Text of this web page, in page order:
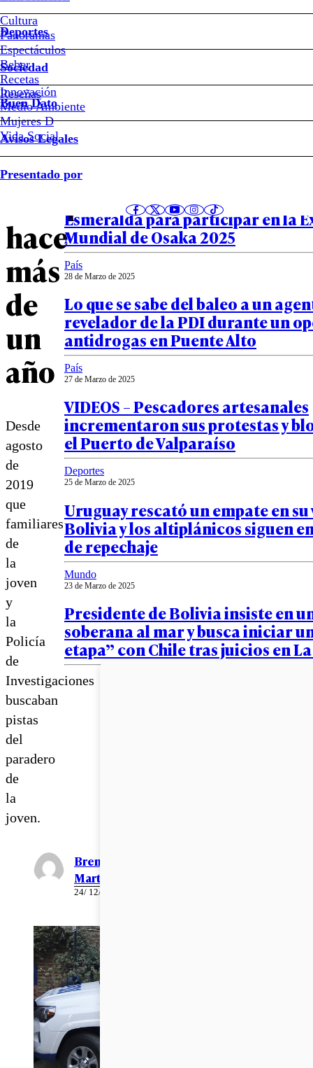
Cultura
Panoramas
Espectáculos
Beber
Recetas
Reseñas
Deportes
Sociedad
Innovación
Medio Ambiente
Mujeres D
Vida Social
Buen Dato
Avisos Legales
Presentado por
en
Bolivia
a
joven
chilena
desaparecida
hace
más
de
un
año
Desde
agosto
de
2019
que
familiares
de
la
joven
y
la
Policía
de
Investigaciones
buscaban
pistas
del
paradero
de
la
joven.
Brenda
Martínez
24/ 12/ 2020
Notas relacionadas
05 de Abril de 2025
VIDEO – Así zarpó desde
Esmeralda para participar en la
Mundial de Osaka 2025
País
28 de Marzo de 2025
Lo que se sabe del baleo a un
revelador de la PDI durante un
antidrogas en Puente Alto
País
27 de Marzo de 2025
VIDEOS – Pescadores artesanales
incrementaron sus protestas y
el Puerto de Valparaíso
Deportes
25 de Marzo de 2025
Uruguay rescató un empate en
Bolivia y los altiplánicos siguen
de repechaje
Mundo
23 de Marzo de 2025
Presidente de Bolivia insiste en
soberana al mar y busca iniciar
etapa” con Chile tras juicios en